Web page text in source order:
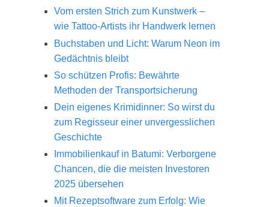
Vom ersten Strich zum Kunstwerk –
wie Tattoo-Artists ihr Handwerk lernen
Buchstaben und Licht: Warum Neon im
Gedächtnis bleibt
So schützen Profis: Bewährte
Methoden der Transportsicherung
Dein eigenes Krimidinner: So wirst du
zum Regisseur einer unvergesslichen
Geschichte
Immobilienkauf in Batumi: Verborgene
Chancen, die die meisten Investoren
2025 übersehen
Mit Rezeptsoftware zum Erfolg: Wie